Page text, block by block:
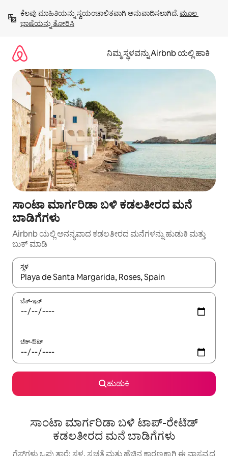
ಹೋಗಿ
ಕೆಲವು ಮಾಹಿತಿಯನ್ನು ಸ್ವಯಂಚಾಲಿತವಾಗಿ ಅನುವಾದಿಸಲಾಗಿದೆ. ಮೂಲ
ಭಾಷೆಯನ್ನು ತೋರಿಸಿ
ನಿಮ್ಮ ಸ್ಥಳವನ್ನು Airbnb ಯಲ್ಲಿ ಹಾಕಿ
ಸಾಂಟಾ ಮಾರ್ಗರಿಡಾ ಬಳಿ ಕಡಲತೀರದ ಮನೆ
ಬಾಡಿಗೆಗಳು
Airbnb ಯಲ್ಲಿ ಅನನ್ಯವಾದ ಕಡಲತೀರದ ಮನೆಗಳನ್ನು ಹುಡುಕಿ ಮತ್ತು
ಬುಕ್ ಮಾಡಿ
ಸ್ಥಳ
ಫಲಿತಾಂಶಗಳು ಲಭ್ಯವಿರುವಾಗ, ಅಪ್ ಮತ್ತು ಡೌನ್ ಬಾಣದ ಕೀಲಿಗಳೊಂದಿಗೆ
ಚೆಕ್-ಇನ್
ಚೆಕ್-ಔಟ್
ಹುಡುಕಿ
ಸಾಂಟಾ ಮಾರ್ಗರಿಡಾ ಬಳಿ ಟಾಪ್-ರೇಟೆಡ್
ಕಡಲತೀರದ ಮನೆ ಬಾಡಿಗೆಗಳು
ಗೆಸ್ಟ್‌ಗಳು ಒಪ್ಪುತ್ತಾರೆ: ಸ್ಥಳ, ಸ್ವಚ್ಛತೆ ಮತ್ತು ಹೆಚ್ಚಿನ ಕಾರಣಕ್ಕಾಗಿ ಈ ವಾಸ್ತವ್ಯದ